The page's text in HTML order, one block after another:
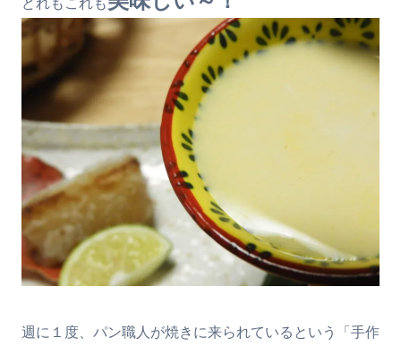
どれもこれも
週に１度、パン職人が焼きに来られているという「手作